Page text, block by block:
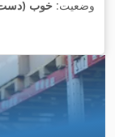
وضعیت: خوب